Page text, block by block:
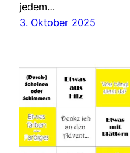
jedem…
3. Oktober 2025